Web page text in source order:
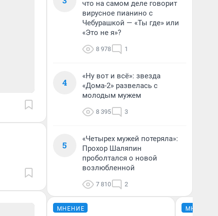
что на самом деле говорит
вирусное пианино с
Чебурашкой — «Ты где» или
«Это не я»?
8 978 1
4
«Ну вот и всё»: звезда
«Дома-2» развелась с
молодым мужем
8 395 3
5
«Четырех мужей потеряла»:
Прохор Шаляпин
проболтался о новой
возлюбленной
7 810 2
МНЕНИЕ МНЕНИЕ